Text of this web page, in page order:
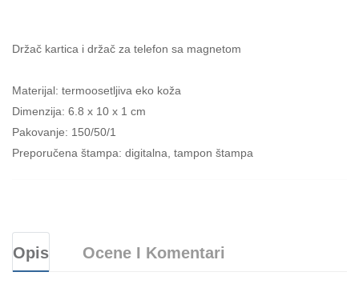
Držač kartica i držač za telefon sa magnetom
Materijal: termoosetljiva eko koža
Dimenzija: 6.8 x 10 x 1 cm
Pakovanje: 150/50/1
Preporučena štampa: digitalna, tampon štampa
Opis Ocene I Komentari